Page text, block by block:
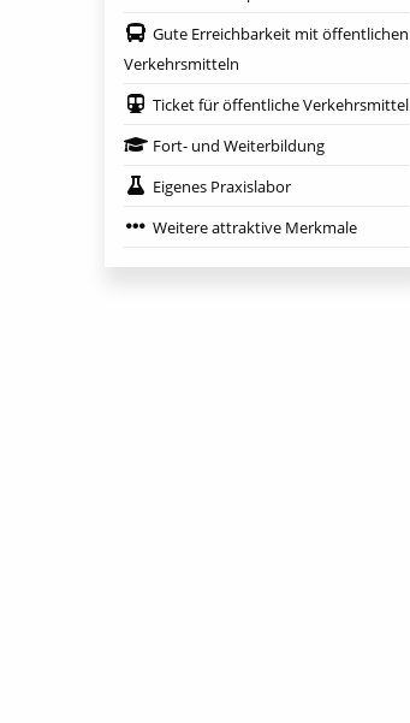
Gute Erreichbarkeit mit öffentlichen
Verkehrsmitteln
Ticket für öffentliche Verkehrsmittel
Fort- und Weiterbildung
Eigenes Praxislabor
Weitere attraktive Merkmale